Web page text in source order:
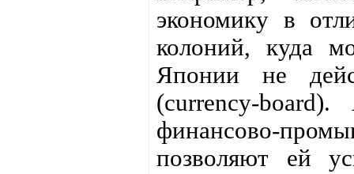
экономику в
колоний, куда
Японии не
(currency-
финансово-
позволяют ей